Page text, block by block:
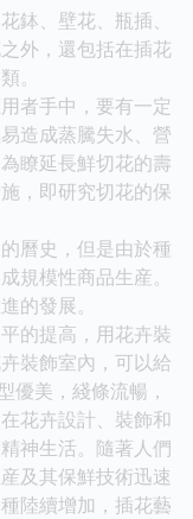
、壁花、瓶插、
外，還包括在插花
。
者手中，要有一定
造成蒸騰失水、營
瞭延長鮮切花的壽
，即研究切花的保
曆史，但是由於種
規模性商品生産。
的發展。
的提高，用花卉裝
裝飾室內，可以給
優美，綫條流暢，
花卉設計、裝飾和
神生活。隨著人們
及其保鮮技術迅速
陸續增加，插花藝